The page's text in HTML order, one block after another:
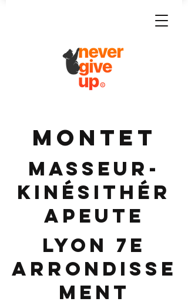
MONTET
Masseur-
Kinésithér
apeute
Lyon 7e
Arrondisse
ment